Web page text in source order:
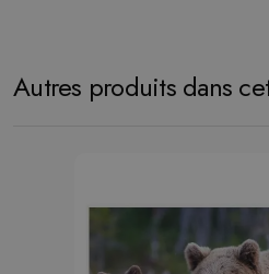
Autres produits dans